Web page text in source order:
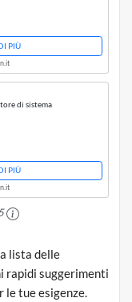
PIÙ
di sistema
PIÙ
lista delle
rapidi suggerimenti
le tue esigenze.